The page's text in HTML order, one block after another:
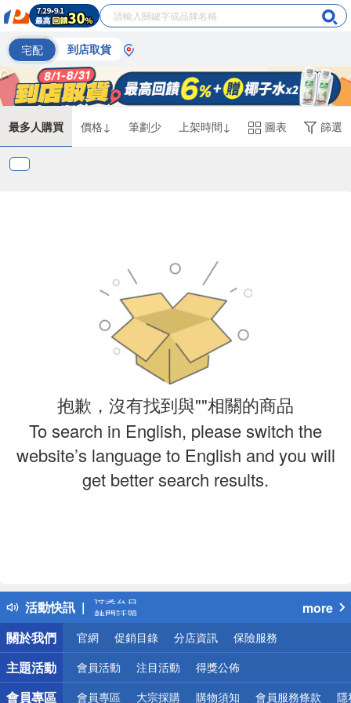
宅配 到店取貨
最多人購買 價格↓ 筆劃少 上架時間↓ 圖表 篩選
抱歉，沒有找到與""相關的商品
To search in English, please switch the
website’s language to English and you will
get better search results.
活動快訊
得獎公告
熱門話題
銀行優惠
偏遠地區配送
詐騙網頁！請小心！
more
關於我們
官網 促銷目錄 分店資訊 保險服務
主題活動 會員活動 注目活動 得獎公佈
會員專區 會員專區 大宗採購 購物須知 會員服務條款 隱